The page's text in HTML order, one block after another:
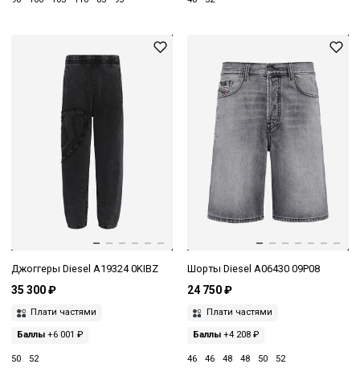
Джоггеры Diesel A19324 0KIBZ
35 300 ₽
Плати частями
Баллы +6 001 ₽
50 52
Шорты Diesel A06430 09P08
24 750 ₽
Плати частями
Баллы+4 208 ₽
46 46 48 48 50 52